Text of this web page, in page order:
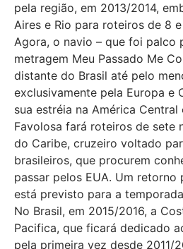
pela região, em 2013/2014,
Aires e Rio para roteiros de 8
Agora, o navio – que foi palco
metragem Meu Passado Me
distante do Brasil até pelo
exclusivamente pela Europa e
sua estréia na América
Favolosa fará roteiros de sete
do Caribe, cruzeiro voltado
brasileiros, que procurem
passar pelos EUA. Um retorno
está previsto para a
No Brasil, em 2015/2016, a
Pacifica, que ficará dedicado
pela primeira vez desde 2011/